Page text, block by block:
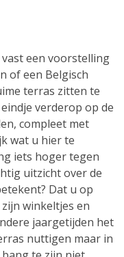
vast een voorstelling
of een Belgisch
terras zitten te
verderop op de
compleet met
wat u hier te
iets hoger tegen
uitzicht over de
Dat u op
winkeltjes en
jaargetijden het
nuttigen maar in